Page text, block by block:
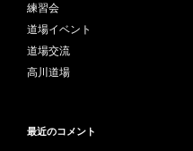
練習会
道場イベント
道場交流
高川道場
最近のコメント